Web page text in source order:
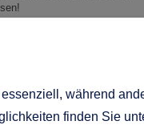
während
finden Sie